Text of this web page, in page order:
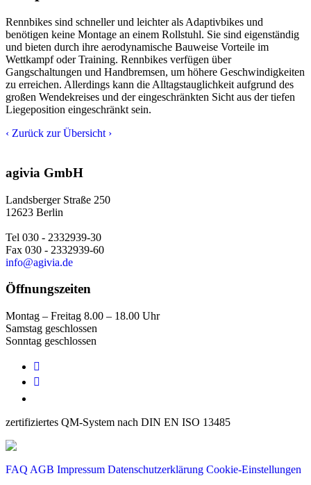
Rennbikes sind schneller und leichter als Adaptivbikes und
benötigen keine Montage an einem Rollstuhl. Sie sind eigenständig
und bieten durch ihre aerodynamische Bauweise Vorteile im
Wettkampf oder Training. Rennbikes verfügen über
Gangschaltungen und Handbremsen, um höhere Geschwindigkeiten
zu erreichen. Allerdings kann die Alltagstauglichkeit aufgrund des
großen Wendekreises und der eingeschränkten Sicht aus der tiefen
Liegeposition eingeschränkt sein.
‹ Zurück zur Übersicht ›
agivia GmbH
Landsberger Straße 250
12623 Berlin
Tel 030 - 2332939-30
Fax 030 - 2332939-60
info@agivia.de
Öffnungszeiten
Montag – Freitag 8.00 – 18.00 Uhr
Samstag geschlossen
Sonntag geschlossen


zertifiziertes QM-System nach DIN EN ISO 13485
FAQ AGB Impressum Datenschutzerklärung Cookie-Einstellungen